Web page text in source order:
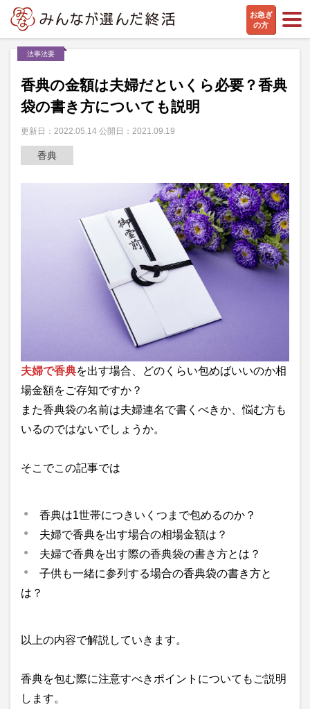
お急ぎ
の方
法事法要
香典の金額は夫婦だといくら必要？香典
袋の書き方についても説明
更新日：2022.05.14 公開日：2021.09.19
香典
夫婦で香典を出す場合、どのくらい包めばいいのか相
場金額をご存知ですか？
また香典袋の名前は夫婦連名で書くべきか、悩む方も
いるのではないでしょうか。
そこでこの記事では
香典は1世帯につきいくつまで包めるのか？
夫婦で香典を出す場合の相場金額は？
夫婦で香典を出す際の香典袋の書き方とは？
子供も一緒に参列する場合の香典袋の書き方と
は？
以上の内容で解説していきます。
香典を包む際に注意すべきポイントについてもご説明
します。